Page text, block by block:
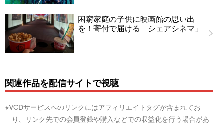
困窮家庭の子供に映画館の思い出
を！寄付で届ける「シェアシネマ」
関連作品を配信サイトで視聴
※VODサービスへのリンクにはアフィリエイトタグが含まれてお
り、リンク先での会員登録や購入などでの収益化を行う場合があ